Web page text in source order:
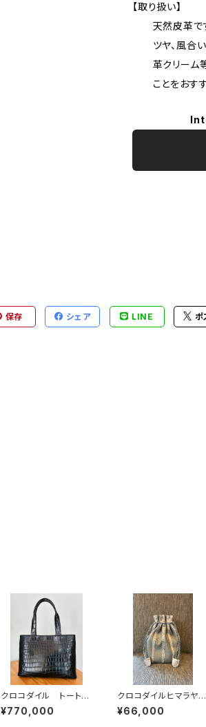
【取り扱い】
天然皮革です
ツヤ、風合い
革クリーム等
ことをおすす
保存 シェア LINE ポ
クロコダイル トートバ
ッグ 黒
¥770,000
クロコダイルヒマラヤ
巾着バッグ イタリアン
シュリンクレザー
¥66,000